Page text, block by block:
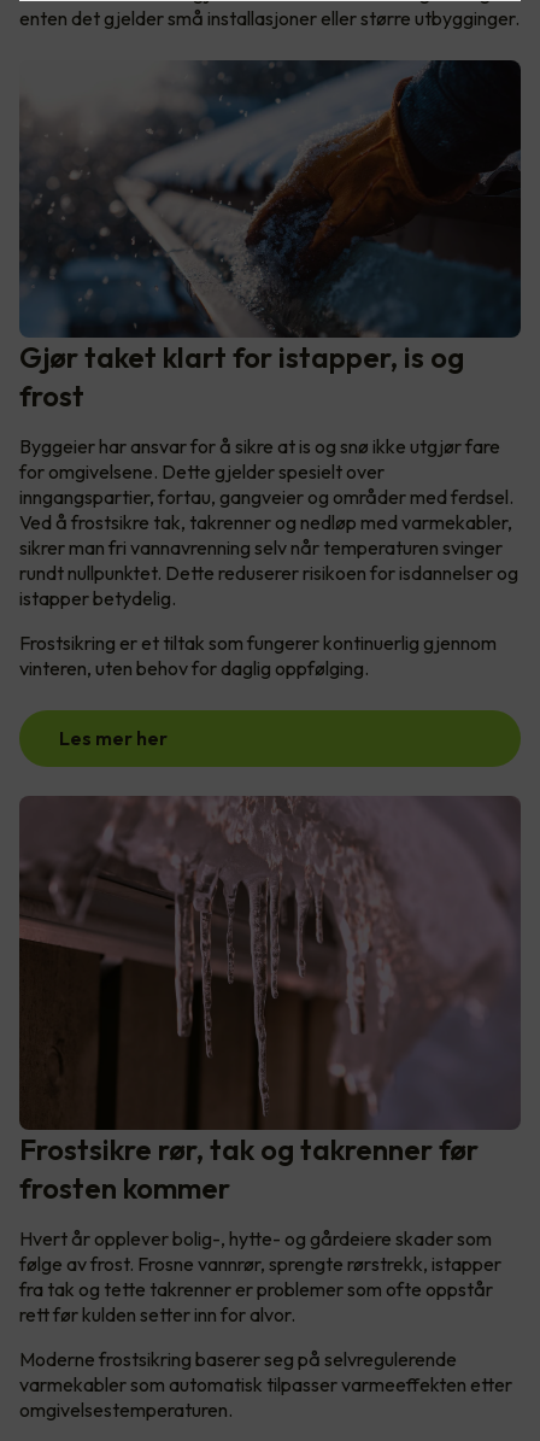
enten det gjelder små installasjoner eller større utbygginger.
Gjør taket klart for istapper, is og
frost
Byggeier har ansvar for å sikre at is og snø ikke utgjør fare
for omgivelsene. Dette gjelder spesielt over
inngangspartier, fortau, gangveier og områder med ferdsel.
Ved å frostsikre tak, takrenner og nedløp med varmekabler,
sikrer man fri vannavrenning selv når temperaturen svinger
rundt nullpunktet. Dette reduserer risikoen for isdannelser og
istapper betydelig.
Frostsikring er et tiltak som fungerer kontinuerlig gjennom
vinteren, uten behov for daglig oppfølging.
Les mer her
Frostsikre rør, tak og takrenner før
frosten kommer
Hvert år opplever bolig-, hytte- og gårdeiere skader som
følge av frost. Frosne vannrør, sprengte rørstrekk, istapper
fra tak og tette takrenner er problemer som ofte oppstår
rett før kulden setter inn for alvor.
Moderne frostsikring baserer seg på selvregulerende
varmekabler som automatisk tilpasser varmeeffekten etter
omgivelsestemperaturen.